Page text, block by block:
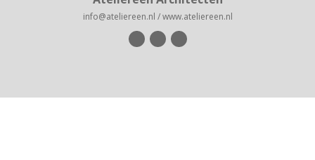
info@ateliereen.nl / www.ateliereen.nl